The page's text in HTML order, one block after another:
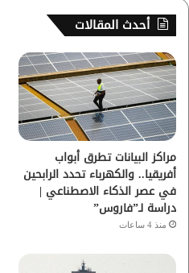
س
ب
و
ك
ر
أحدث المقالات
مراكز البيانات تطرق أبواب
أفريقيا.. والكهرباء تحدد الرابحين
في عصر الذكاء الاصطناعي |
دراسة لـ”فاروس”
منذ 4 ساعات